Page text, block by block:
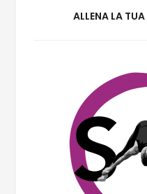
ALLENA LA